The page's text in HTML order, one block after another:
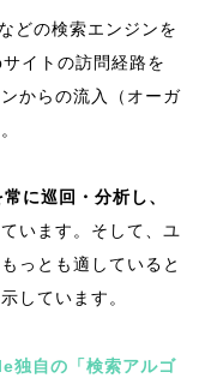
どの検索エンジンを
イトの訪問経路を
からの流入（オーガ
に巡回・分析し、
ています。そして、ユ
っとも適していると
しています。
独自の「検索アルゴ